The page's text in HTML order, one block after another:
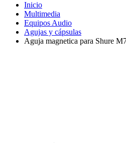
Inicio
Multimedia
Equipos Audio
Agujas y cápsulas
Aguja magnetica para Shure